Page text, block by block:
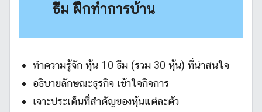
ธีม ฝึกทำการบ้าน
ทำความรู้จัก หุ้น 10 ธีม (รวม 30 หุ้น) ที่น่าสนใจ
อธิบายลักษณะธุรกิจ เข้าใจกิจการ
เจาะประเด็นที่สำคัญของหุ้นแต่ละตัว